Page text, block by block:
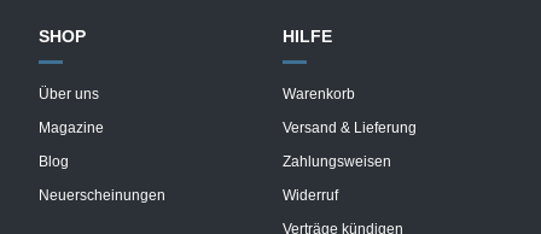
SHOP
Über uns
Magazine
Blog
Neuerscheinungen
HILFE
Warenkorb
Versand & Lieferung
Zahlungsweisen
Widerruf
Verträge kündigen